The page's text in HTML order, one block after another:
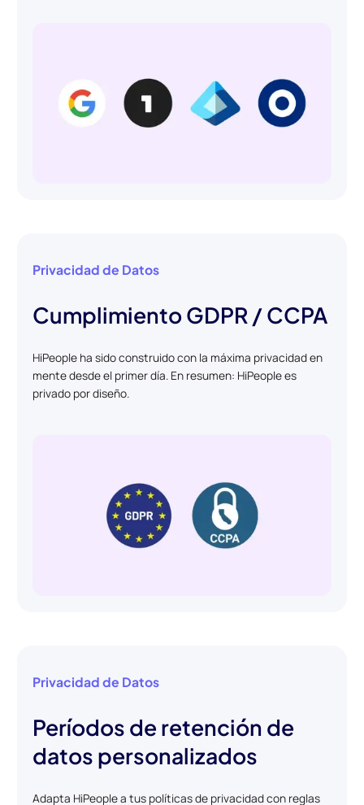
Privacidad de Datos
Cumplimiento GDPR / CCPA
HiPeople ha sido construido con la máxima privacidad en
mente desde el primer día. En resumen: HiPeople es
privado por diseño.
Privacidad de Datos
Períodos de retención de
datos personalizados
Adapta HiPeople a tus políticas de privacidad con reglas